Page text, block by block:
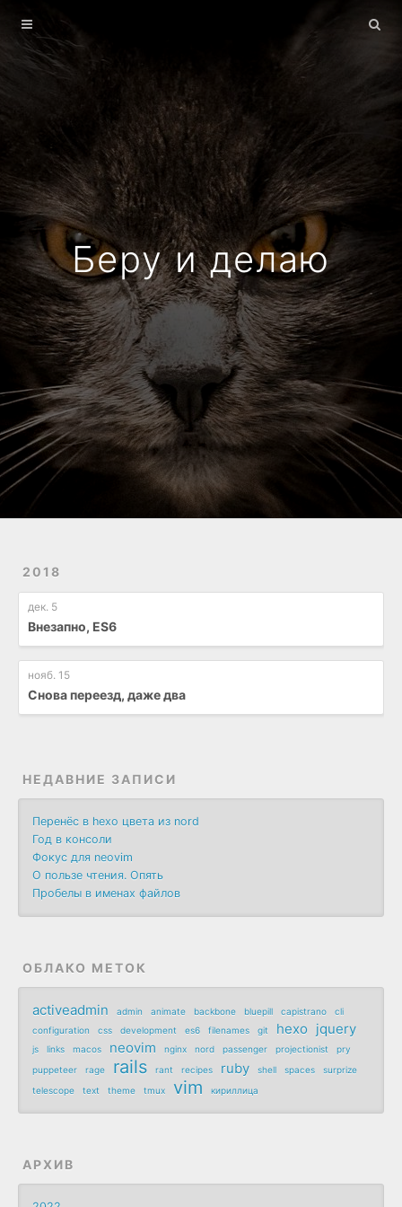
Беру и делаю
2018
дек. 5
Внезапно, ES6
нояб. 15
Снова переезд, даже два
НЕДАВНИЕ ЗАПИСИ
Перенёс в hexo цвета из nord
Год в консоли
Фокус для neovim
О пользе чтения. Опять
Пробелы в именах файлов
ОБЛАКО МЕТОК
activeadmin admin animate backbone bluepill capistrano
cli
configuration
css development es6 filenames git hexo jquery
js links macos neovim nginx nord passenger projectionist
pry
puppeteer
rage rails rant recipes ruby shell spaces
surprize
telescope
text theme tmux vim кириллица
АРХИВ
Главная
Архив